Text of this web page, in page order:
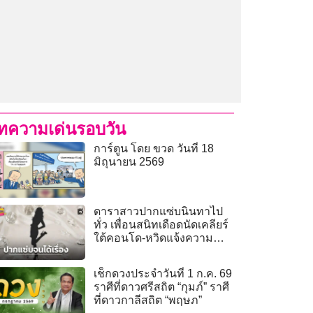
ความเด่นรอบวัน
การ์ตูน โดย ขวด วันที่ 18
มิถุนายน 2569
ดาราสาวปากแซ่บนินทาไป
ทั่ว เพื่อนสนิทเดือดนัดเคลียร์
ใต้คอนโด-หวิดแจ้งความทำ
เช็กดวงประจำวันที่ 1 ก.ค. 69
ราศีที่ดาวศรีสถิต “กุมภ์” ราศี
ที่ดาวกาลีสถิต “พฤษภ”